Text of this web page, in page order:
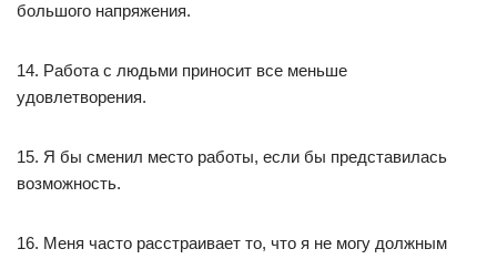
большого напряжения.
14. Работа с людьми приносит все меньше
удовлетворения.
15. Я бы сменил место работы, если бы представилась
возможность.
16. Меня часто расстраивает то, что я не могу должным